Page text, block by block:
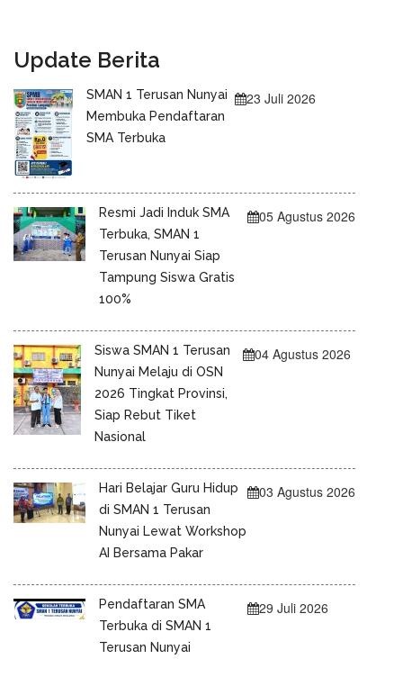
Update Berita
SMAN 1 Terusan Nunyai
Membuka Pendaftaran
SMA Terbuka
23 Juli 2026
Resmi Jadi Induk SMA
Terbuka, SMAN 1
Terusan Nunyai Siap
Tampung Siswa Gratis
100%
05 Agustus 2026
Siswa SMAN 1 Terusan
Nunyai Melaju di OSN
2026 Tingkat Provinsi,
Siap Rebut Tiket
Nasional
04 Agustus 2026
Hari Belajar Guru Hidup
di SMAN 1 Terusan
Nunyai Lewat Workshop
AI Bersama Pakar
03 Agustus 2026
Pendaftaran SMA
Terbuka di SMAN 1
Terusan Nunyai
29 Juli 2026